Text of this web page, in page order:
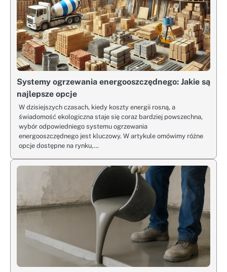
Systemy ogrzewania energooszczędnego: Jakie są
najlepsze opcje
W dzisiejszych czasach, kiedy koszty energii rosną, a
świadomość ekologiczna staje się coraz bardziej powszechna,
wybór odpowiedniego systemu ogrzewania
energooszczędnego jest kluczowy. W artykule omówimy różne
opcje dostępne na rynku,…